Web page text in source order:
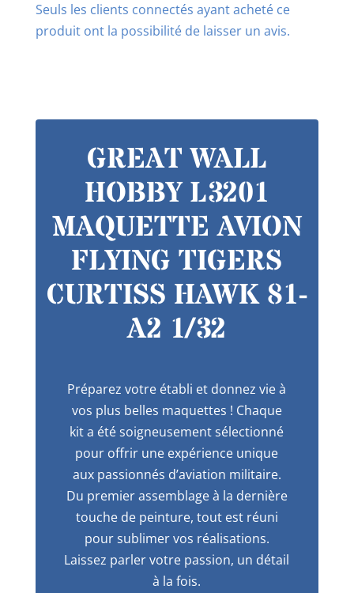
Seuls les clients connectés ayant acheté ce
produit ont la possibilité de laisser un avis.
GREAT WALL
HOBBY L3201
MAQUETTE AVION
FLYING TIGERS
CURTISS HAWK 81-
A2 1/32
Préparez votre établi et donnez vie à
vos plus belles maquettes ! Chaque
kit a été soigneusement sélectionné
pour offrir une expérience unique
aux passionnés d’aviation militaire.
Du premier assemblage à la dernière
touche de peinture, tout est réuni
pour sublimer vos réalisations.
Laissez parler votre passion, un détail
à la fois.